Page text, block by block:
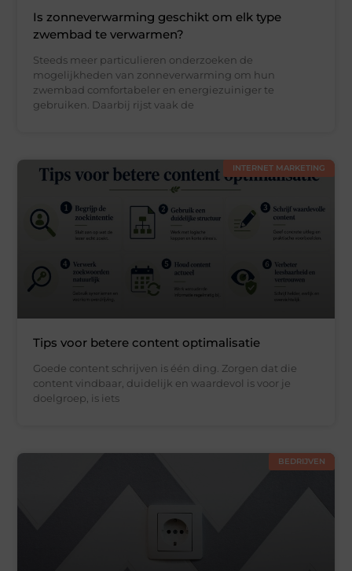
Is zonneverwarming geschikt om elk type
zwembad te verwarmen?
Steeds meer particulieren onderzoeken de
mogelijkheden van zonneverwarming om hun
zwembad comfortabeler en energiezuiniger te
gebruiken. Daarbij rijst vaak de
INTERNET MARKETING
Tips voor betere content optimalisatie
Goede content schrijven is één ding. Zorgen dat die
content vindbaar, duidelijk en waardevol is voor je
doelgroep, is iets
BEDRIJVEN